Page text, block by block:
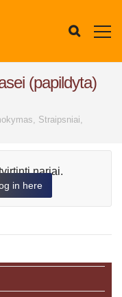
(papildyta)
, Straipsniai,
nariai.
in here